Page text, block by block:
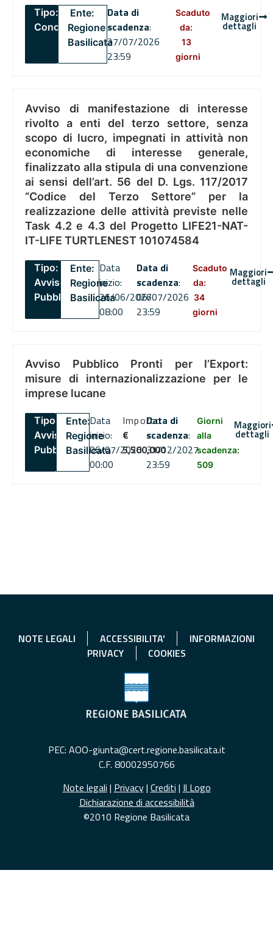
Tipo:
Concorsi
Ente:
Regione
Basilicata
Data di
scadenza:
27/07/2026
23:59
Scaduto
da:
13
giorni
Maggiori
dettagli
Avviso di manifestazione di interesse
rivolto a enti del terzo settore, senza
scopo di lucro, impegnati in attività non
economiche di interesse generale,
finalizzato alla stipula di una convenzione
ai sensi dell’art. 56 del D. Lgs. 117/2017
“Codice del Terzo Settore” per la
realizzazione delle attività previste nelle
Task 4.2 e 4.3 del Progetto LIFE21-NAT-
IT-LIFE TURTLENEST 101074584
Tipo:
Avviso
Pubblico
Ente:
Regione
Basilicata
Data
inizio:
26/06/2026
08:00
Data di
scadenza:
06/07/2026
23:59
Scaduto
da:
34
giorni
Maggiori
dettagli
Avviso Pubblico Pronti per l’Export:
misure di internazionalizzazione per le
imprese lucane
Tipo:
Avviso
Pubblico
Ente:
Regione
Basilicata
Data
inizio:
06/07/2026
00:00
Importo
€
5,500,000
Data di
scadenza:
31/12/2027
23:59
Giorni
alla
scadenza:
509
Maggiori
dettagli
NOTE LEGALI ACCESSIBILITA'
INFORMAZIONI
PRIVACY
COOKIES
PEC: AOO-giunta@cert.regione.basilicata.it
C.F. 80002950766
Note legali | Privacy| Crediti | Il Logo
Dichiarazione di accessibilità
©2010 Regione Basilicata